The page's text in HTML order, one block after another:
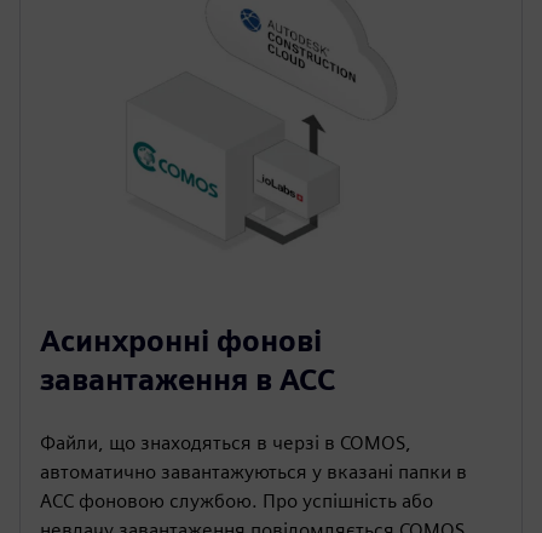
Асинхронні фонові
завантаження в ACC
Файли, що знаходяться в черзі в COMOS,
автоматично завантажуються у вказані папки в
ACC фоновою службою. Про успішність або